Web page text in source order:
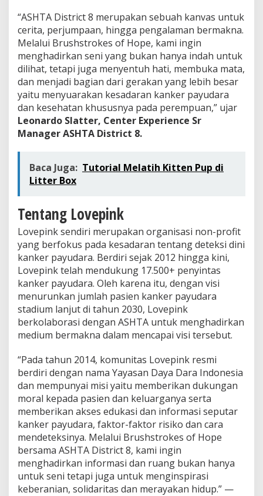
“ASHTA District 8 merupakan sebuah kanvas untuk
cerita, perjumpaan, hingga pengalaman bermakna.
Melalui Brushstrokes of Hope, kami ingin
menghadirkan seni yang bukan hanya indah untuk
dilihat, tetapi juga menyentuh hati, membuka mata,
dan menjadi bagian dari gerakan yang lebih besar
yaitu menyuarakan kesadaran kanker payudara
dan kesehatan khususnya pada perempuan,” ujar
Leonardo Slatter, Center Experience Sr
Manager ASHTA District 8.
Baca Juga: Tutorial Melatih Kitten Pup di
Litter Box
Tentang Lovepink
Lovepink sendiri merupakan organisasi non-profit
yang berfokus pada kesadaran tentang deteksi dini
kanker payudara. Berdiri sejak 2012 hingga kini,
Lovepink telah mendukung 17.500+ penyintas
kanker payudara. Oleh karena itu, dengan visi
menurunkan jumlah pasien kanker payudara
stadium lanjut di tahun 2030, Lovepink
berkolaborasi dengan ASHTA untuk menghadirkan
medium bermakna dalam mencapai visi tersebut.
“Pada tahun 2014, komunitas Lovepink resmi
berdiri dengan nama Yayasan Daya Dara Indonesia
dan mempunyai misi yaitu memberikan dukungan
moral kepada pasien dan keluarganya serta
memberikan akses edukasi dan informasi seputar
kanker payudara, faktor-faktor risiko dan cara
mendeteksinya. Melalui Brushstrokes of Hope
bersama ASHTA District 8, kami ingin
menghadirkan informasi dan ruang bukan hanya
untuk seni tetapi juga untuk menginspirasi
keberanian, solidaritas dan merayakan hidup.” —